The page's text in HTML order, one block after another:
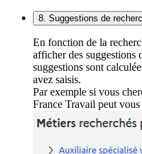
8. Suggestions de
En fonction de la
afficher des suggestions
suggestions sont
avez saisis.
Par exemple si vous
France Travail peut vous